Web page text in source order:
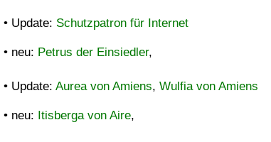
• Update: Schutzpatron für Internet
• neu: Petrus der Einsiedler,
• Update: Aurea von Amiens, Wulfia von Amiens
• neu: Itisberga von Aire,